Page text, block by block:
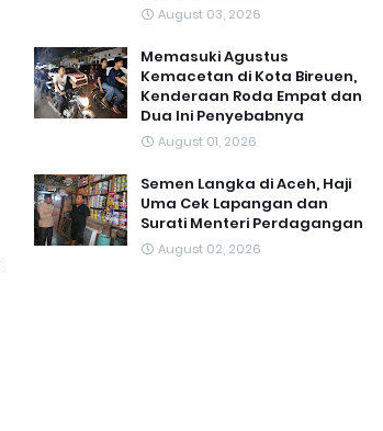
August 03, 2026
Memasuki Agustus
Kemacetan di Kota Bireuen,
Kenderaan Roda Empat dan
Dua Ini Penyebabnya
August 01, 2026
Semen Langka di Aceh, Haji
Uma Cek Lapangan dan
Surati Menteri Perdagangan
August 02, 2026